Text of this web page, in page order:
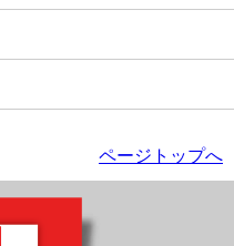
ページトップへ